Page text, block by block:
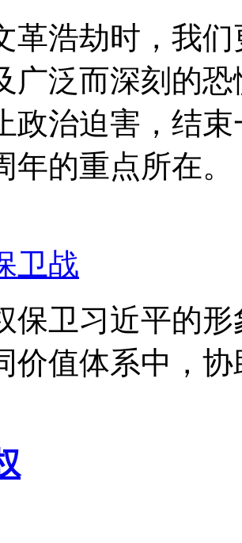
革浩劫时，我
广泛而深刻的
政治迫害，结
年的重点所在。
卫战
保卫习近平的
价值体系中，